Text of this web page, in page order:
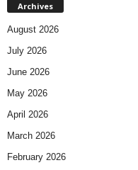
Archives
August 2026
July 2026
June 2026
May 2026
April 2026
March 2026
February 2026